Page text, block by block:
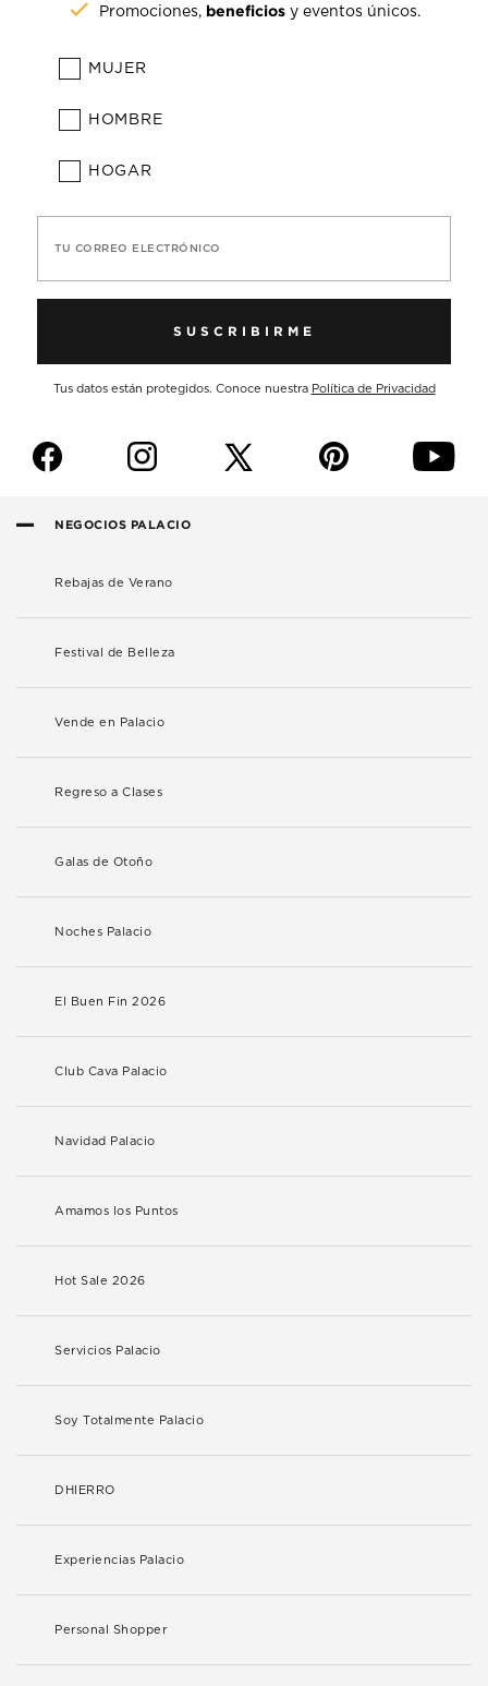
Promociones, beneficios y eventos únicos.
MUJER
HOMBRE
HOGAR
TU CORREO ELECTRÓNICO
SUSCRIBIRME
Tus datos están protegidos. Conoce nuestra Política de Privacidad
f i p y
NEGOCIOS PALACIO
Rebajas de Verano
Festival de Belleza
Vende en Palacio
Regreso a Clases
Galas de Otoño
Noches Palacio
El Buen Fin 2026
Club Cava Palacio
Navidad Palacio
Amamos los Puntos
Hot Sale 2026
Servicios Palacio
Soy Totalmente Palacio
DHIERRO
Experiencias Palacio
Personal Shopper